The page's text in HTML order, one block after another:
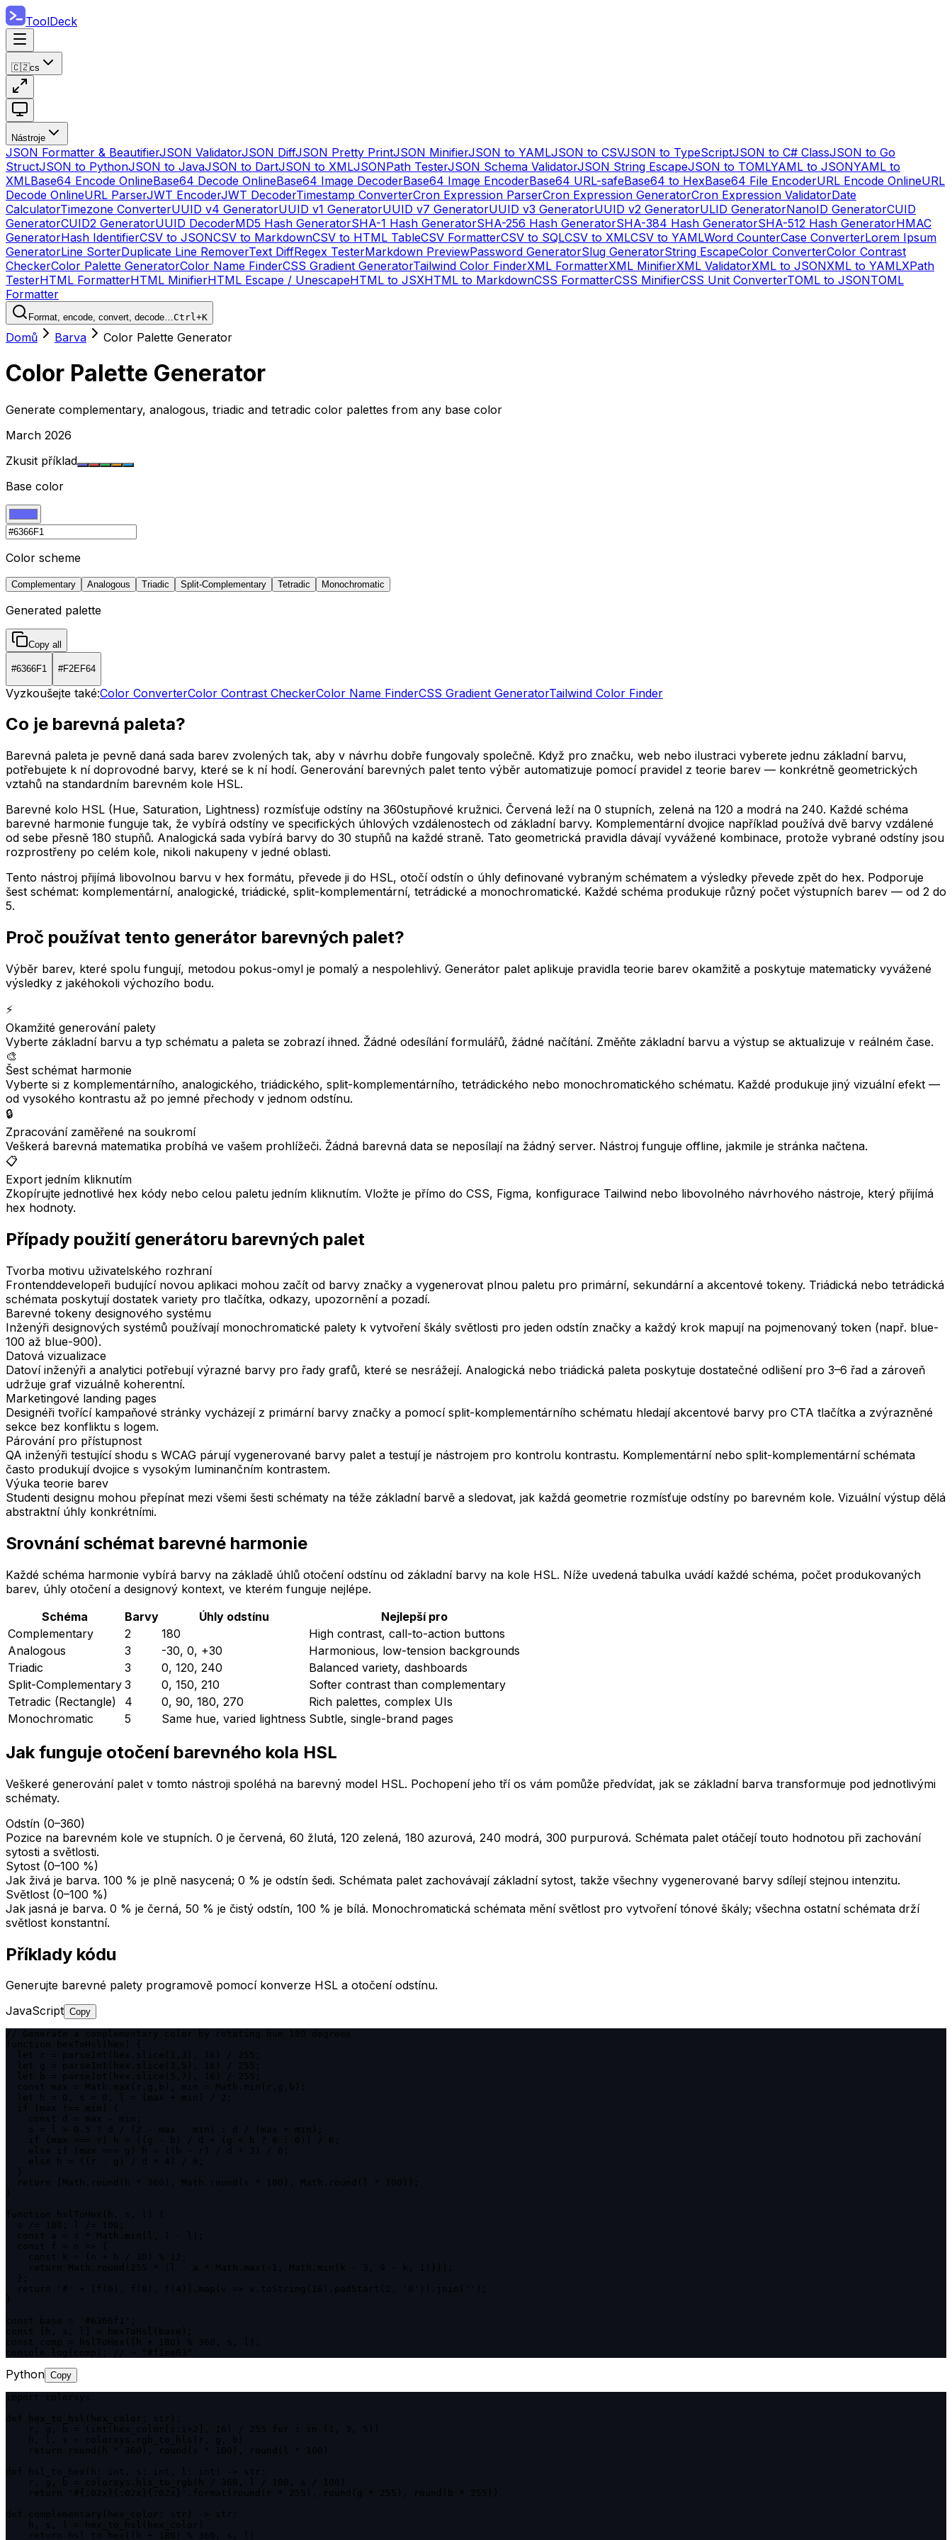
ToolDeck
🇨🇿cs
Nástroje
JSON Formatter & BeautifierJSON ValidatorJSON DiffJSON Pretty PrintJSON MinifierJSON to YAMLJSON to CSVJSON to TypeScriptJSON to C# ClassJSON to Go
StructJSON to PythonJSON to JavaJSON to DartJSON to XMLJSONPath TesterJSON Schema ValidatorJSON String EscapeJSON to TOMLYAML to JSONYAML to
XMLBase64 Encode OnlineBase64 Decode OnlineBase64 Image DecoderBase64 Image EncoderBase64 URL-safeBase64 to HexBase64 File EncoderURL Encode OnlineURL
Decode OnlineURL ParserJWT EncoderJWT DecoderTimestamp ConverterCron Expression ParserCron Expression GeneratorCron Expression ValidatorDate
CalculatorTimezone ConverterUUID v4 GeneratorUUID v1 GeneratorUUID v7 GeneratorUUID v3 GeneratorUUID v2 GeneratorULID GeneratorNanoID GeneratorCUID
GeneratorCUID2 GeneratorUUID DecoderMD5 Hash GeneratorSHA-1 Hash GeneratorSHA-256 Hash GeneratorSHA-384 Hash GeneratorSHA-512 Hash GeneratorHMAC
GeneratorHash IdentifierCSV to JSONCSV to MarkdownCSV to HTML TableCSV FormatterCSV to SQLCSV to XMLCSV to YAMLWord CounterCase ConverterLorem Ipsum
GeneratorLine SorterDuplicate Line RemoverText DiffRegex TesterMarkdown PreviewPassword GeneratorSlug GeneratorString EscapeColor ConverterColor Contrast
CheckerColor Palette GeneratorColor Name FinderCSS Gradient GeneratorTailwind Color FinderXML FormatterXML MinifierXML ValidatorXML to JSONXML to YAMLXPath
TesterHTML FormatterHTML MinifierHTML Escape / UnescapeHTML to JSXHTML to MarkdownCSS FormatterCSS MinifierCSS Unit ConverterTOML to JSONTOML
Formatter
Format, encode, convert, decode…Ctrl+K
Domů Barva Color Palette Generator
Color Palette Generator
Generate complementary, analogous, triadic and tetradic color palettes from any base color
March 2026
Zkusit příklad
Base color
Color scheme
Complementary Analogous Triadic Split-Complementary Tetradic Monochromatic
Generated palette
Copy all
#6366F1 #F2EF64
Vyzkoušejte také:Color ConverterColor Contrast CheckerColor Name FinderCSS Gradient GeneratorTailwind Color Finder
Co je barevná paleta?
Barevná paleta je pevně daná sada barev zvolených tak, aby v návrhu dobře fungovaly společně. Když pro značku, web nebo ilustraci vyberete jednu základní barvu,
potřebujete k ní doprovodné barvy, které se k ní hodí. Generování barevných palet tento výběr automatizuje pomocí pravidel z teorie barev — konkrétně geometrických
vztahů na standardním barevném kole HSL.
Barevné kolo HSL (Hue, Saturation, Lightness) rozmísťuje odstíny na 360stupňové kružnici. Červená leží na 0 stupních, zelená na 120 a modrá na 240. Každé schéma
barevné harmonie funguje tak, že vybírá odstíny ve specifických úhlových vzdálenostech od základní barvy. Komplementární dvojice například používá dvě barvy vzdálené
od sebe přesně 180 stupňů. Analogická sada vybírá barvy do 30 stupňů na každé straně. Tato geometrická pravidla dávají vyvážené kombinace, protože vybrané odstíny jsou
rozprostřeny po celém kole, nikoli nakupeny v jedné oblasti.
Tento nástroj přijímá libovolnou barvu v hex formátu, převede ji do HSL, otočí odstín o úhly definované vybraným schématem a výsledky převede zpět do hex. Podporuje
šest schémat: komplementární, analogické, triádické, split-komplementární, tetrádické a monochromatické. Každé schéma produkuje různý počet výstupních barev — od 2 do
5.
Proč používat tento generátor barevných palet?
Výběr barev, které spolu fungují, metodou pokus-omyl je pomalý a nespolehlivý. Generátor palet aplikuje pravidla teorie barev okamžitě a poskytuje matematicky vyvážené
výsledky z jakéhokoli výchozího bodu.
⚡
Okamžité generování palety
Vyberte základní barvu a typ schématu a paleta se zobrazí ihned. Žádné odesílání formulářů, žádné načítání. Změňte základní barvu a výstup se aktualizuje v reálném čase.
🎨
Šest schémat harmonie
Vyberte si z komplementárního, analogického, triádického, split-komplementárního, tetrádického nebo monochromatického schématu. Každé produkuje jiný vizuální efekt —
od vysokého kontrastu až po jemné přechody v jednom odstínu.
🔒
Zpracování zaměřené na soukromí
Veškerá barevná matematika probíhá ve vašem prohlížeči. Žádná barevná data se neposílají na žádný server. Nástroj funguje offline, jakmile je stránka načtena.
📋
Export jedním kliknutím
Zkopírujte jednotlivé hex kódy nebo celou paletu jedním kliknutím. Vložte je přímo do CSS, Figma, konfigurace Tailwind nebo libovolného návrhového nástroje, který přijímá
hex hodnoty.
Případy použití generátoru barevných palet
Tvorba motivu uživatelského rozhraní
Frontenddevelopeři budující novou aplikaci mohou začít od barvy značky a vygenerovat plnou paletu pro primární, sekundární a akcentové tokeny. Triádická nebo tetrádická
schémata poskytují dostatek variety pro tlačítka, odkazy, upozornění a pozadí.
Barevné tokeny designového systému
Inženýři designových systémů používají monochromatické palety k vytvoření škály světlosti pro jeden odstín značky a každý krok mapují na pojmenovaný token (např. blue-
100 až blue-900).
Datová vizualizace
Datoví inženýři a analytici potřebují výrazné barvy pro řady grafů, které se nesrážejí. Analogická nebo triádická paleta poskytuje dostatečné odlišení pro 3–6 řad a zároveň
udržuje graf vizuálně koherentní.
Marketingové landing pages
Designéři tvořící kampaňové stránky vycházejí z primární barvy značky a pomocí split-komplementárního schématu hledají akcentové barvy pro CTA tlačítka a zvýrazněné
sekce bez konfliktu s logem.
Párování pro přístupnost
QA inženýři testující shodu s WCAG párují vygenerované barvy palet a testují je nástrojem pro kontrolu kontrastu. Komplementární nebo split-komplementární schémata
často produkují dvojice s vysokým luminančním kontrastem.
Výuka teorie barev
Studenti designu mohou přepínat mezi všemi šesti schématy na téže základní barvě a sledovat, jak každá geometrie rozmísťuje odstíny po barevném kole. Vizuální výstup dělá
abstraktní úhly konkrétními.
Srovnání schémat barevné harmonie
Každé schéma harmonie vybírá barvy na základě úhlů otočení odstínu od základní barvy na kole HSL. Níže uvedená tabulka uvádí každé schéma, počet produkovaných
barev, úhly otočení a designový kontext, ve kterém funguje nejlépe.
Schéma
Barvy Úhly odstínu
Nejlepší pro
Complementary
2 180
High contrast, call-to-action buttons
Analogous
3 -30, 0, +30
Harmonious, low-tension backgrounds
Triadic
3 0, 120, 240
Balanced variety, dashboards
Split-Complementary 3 0, 150, 210
Softer contrast than complementary
Tetradic (Rectangle)
4 0, 90, 180, 270
Rich palettes, complex UIs
Monochromatic
5 Same hue, varied lightness Subtle, single-brand pages
Jak funguje otočení barevného kola HSL
Veškeré generování palet v tomto nástroji spoléhá na barevný model HSL. Pochopení jeho tří os vám pomůže předvídat, jak se základní barva transformuje pod jednotlivými
schématy.
Odstín (0–360)
Pozice na barevném kole ve stupních. 0 je červená, 60 žlutá, 120 zelená, 180 azurová, 240 modrá, 300 purpurová. Schémata palet otáčejí touto hodnotou při zachování
sytosti a světlosti.
Sytost (0–100 %)
Jak živá je barva. 100 % je plně nasycená; 0 % je odstín šedi. Schémata palet zachovávají základní sytost, takže všechny vygenerované barvy sdílejí stejnou intenzitu.
Světlost (0–100 %)
Jak jasná je barva. 0 % je černá, 50 % je čistý odstín, 100 % je bílá. Monochromatická schémata mění světlost pro vytvoření tónové škály; všechna ostatní schémata drží
světlost konstantní.
Příklady kódu
Generujte barevné palety programově pomocí konverze HSL a otočení odstínu.
JavaScript Copy
Python Copy